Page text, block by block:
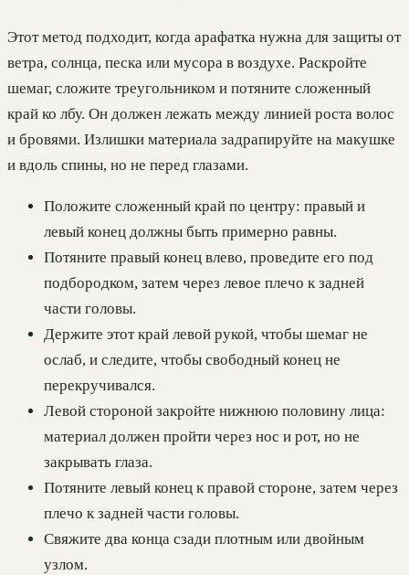
Этот метод подходит, когда арафатка нужна для защиты от
ветра, солнца, песка или мусора в воздухе. Раскройте
шемаг, сложите треугольником и потяните сложенный
край ко лбу. Он должен лежать между линией роста волос
и бровями. Излишки материала задрапируйте на макушке
и вдоль спины, но не перед глазами.
Положите сложенный край по центру: правый и
левый конец должны быть примерно равны.
Потяните правый конец влево, проведите его под
подбородком, затем через левое плечо к задней
части головы.
Держите этот край левой рукой, чтобы шемаг не
ослаб, и следите, чтобы свободный конец не
перекручивался.
Левой стороной закройте нижнюю половину лица:
материал должен пройти через нос и рот, но не
закрывать глаза.
Потяните левый конец к правой стороне, затем через
плечо к задней части головы.
Свяжите два конца сзади плотным или двойным
узлом.